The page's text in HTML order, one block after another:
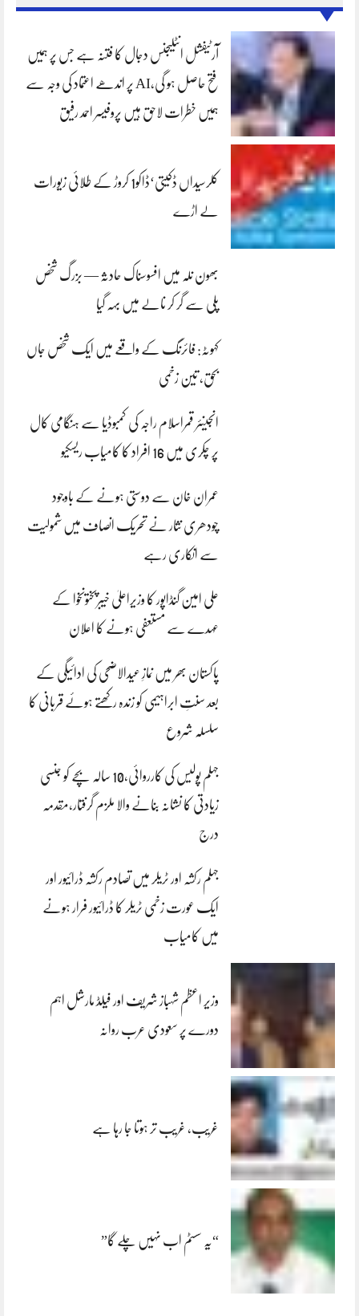
آرٹیفشل انٹلیجنس دجال کا فتنہ ہے جس پر ہمیں
فتح حاصل ہو گی،AI پر اندھے اعتماد کی وجہ سے
ہمیں خطرات لاحق ہیں پروفیسر احمد رفیق
کلرسیداں ڈکیتی‘ڈاکو1 کروڑ کے طلائی زیورات
لے اڑے
بھون نلہ میں افسوسناک حادثہ — بزرگ شخص
پلی سے گر کر نالے میں بہہ گیا
کہوٹہ: فائرنگ کے واقعے میں ایک شخص جاں
بحق، تین زخمی
انجینئر قمراسلام راجہ کی کمبوڈیا سے ہنگامی کال
پر چکری میں 16 افراد کا کامیاب ریسکیو
عمران خان سے دوستی ہونے کے باوجود
چودھری نثار نے تحریک انصاف میں شمولیت
سے انکاری رہے
علی امین گنڈاپور کا وزیراعلیٰ خیبرپختونخوا کے
عہدے سے مستعفی ہونے کا اعلان
پاکستان بھر میں نمازِ عیدالاضحی کی ادائیگی کے
بعد سنتِ ابراہیمی کو زندہ رکھتے ہوئے قربانی کا
سلسلہ شروع
جہلم پولیس کی کارروائی،10 سالہ بچے کو جنسی
زیادتی کا نشانہ بنانے والا ملزم گرفتار،مقدمہ
درج
جہلم رکشہ اور ٹریلر میں تصادم رکشہ ڈرائیور اور
ایک عورت زخمی ٹریلر کا ڈرائیور فرار ہونے
میں کامیاب
وزیر اعظم شہباز شریف اور فیلڈ مارشل اہم
دورے پر سعودی عرب روانہ
غریب، غریب تر ہوتا جا رہا ہے
“یہ سسٹم اب نہیں چلے گا”